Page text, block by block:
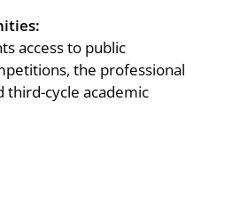
access to public
the professional
third-cycle academic